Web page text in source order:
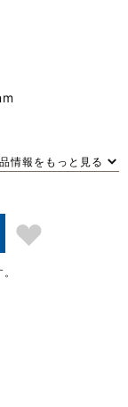
情報をもっと見る